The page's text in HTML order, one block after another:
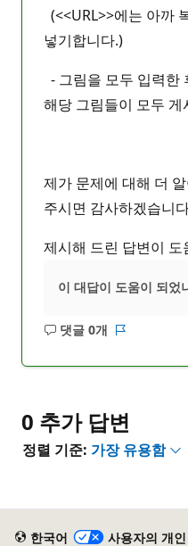
(<<URL>>에는 아까
넣기합니다.)
- 그림을 모두 입력한
해당 그림들이 모두 게
제가 문제에 대해 더
주시면 감사하겠습니
제시해 드린 답변이
이 대답이 도움이 되었
댓글 0개
설
0 추가 답변
정렬 기준: 가장 유용함
한국어 사용자의 개